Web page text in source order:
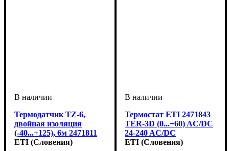
Термодатчик TZ-6,
двойная изоляция
(-40...+125), 6м 2471811
ETI (Словения)
Термостат ETI 2471843
TER-3D (0...+60) AC/DC
24-240 AC/DC
(1x16A_AC1)
ETI (Словения)